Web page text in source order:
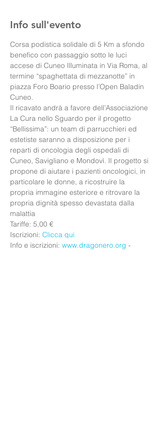
Info sull'evento
Corsa podistica solidale di 5 Km a sfondo
benefico con passaggio sotto le luci
accese di Cuneo Illuminata in Via Roma, al
termine “spaghettata di mezzanotte” in
piazza Foro Boario presso l’Open Baladin
Cuneo.
Il ricavato andrà a favore dell’Associazione
La Cura nello Sguardo per il progetto
“Bellissima”: un team di parrucchieri ed
estetiste saranno a disposizione per i
reparti di oncologia degli ospedali di
Cuneo, Savigliano e Mondovì. Il progetto si
propone di aiutare i pazienti oncologici, in
particolare le donne, a ricostruire la
propria immagine esteriore e ritrovare la
propria dignità spesso devastata dalla
malattia
Tariffe: 5,00 €
Iscrizioni: Clicca qui
Info e iscrizioni: www.dragonero.org -